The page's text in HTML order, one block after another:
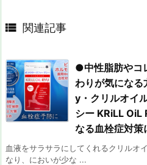
 関連記事
●中性脂肪やコ
わりが気にな
y・クリルオイ
シー KRiLL OiL
なる血栓症対策
血液をサラサラにしてくれるクリルオ
なり、においが少な ...